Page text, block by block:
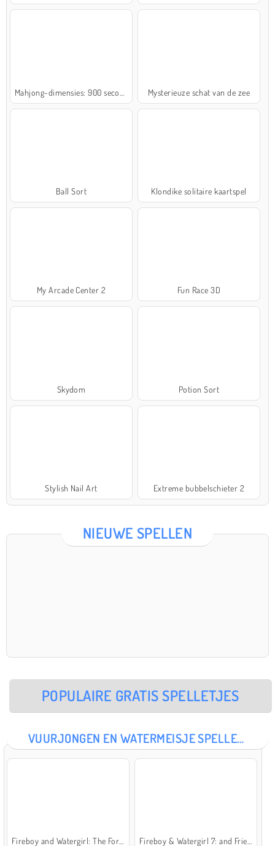
Mysterieuze schat van de zee
Ball Sort Klondike solitaire kaartspel
My Arcade Center 2 Fun Race 3D
Skydom Potion Sort
Stylish Nail Art Extreme bubbelschieter 2
NIEUWE SPELLEN
POPULAIRE GRATIS SPELLETJES
VUURJONGEN EN WATERMEISJE SPELLETJES